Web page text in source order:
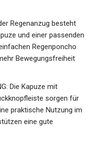
Regenanzug besteht
und einer passenden
Regenponcho
Bewegungsfreiheit
Die Kapuze mit
sorgen für
praktische Nutzung im
eine gute